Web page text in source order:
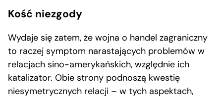
Kość niezgody
Wydaje się zatem, że wojna o handel zagraniczny
to raczej symptom narastających problemów w
relacjach sino-amerykańskich, względnie ich
katalizator. Obie strony podnoszą kwestię
niesymetrycznych relacji – w tych aspektach,